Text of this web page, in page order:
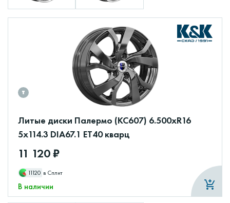
Литые диски Палермо (КС607) 6.500xR16
5x114.3 DIA67.1 ET40 кварц
11 120 ₽
11120 в Сплит
В наличии